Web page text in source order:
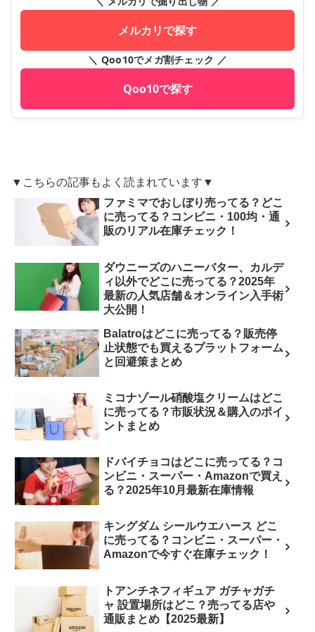
メルカリで探す
＼ Qoo10でメガ割チェック ／
Qoo10で探す
▼こちらの記事もよく読まれています▼
ファミマでおしぼり売ってる？どこ
に売ってる？コンビニ・100均・通
販のリアル在庫チェック！
ダウニーズのハニーバター、カルデ
ィ以外でどこに売ってる？2025年
最新の人気店舗＆オンライン入手術
大公開！
Balatroはどこに売ってる？販売停
止状態でも買えるプラットフォーム
と回避策まとめ
ミコナゾール硝酸塩クリームはどこ
に売ってる？市販状況＆購入のポイ
ントまとめ
ドバイチョコはどこに売ってる？コ
ンビニ・スーパー・Amazonで買え
る？2025年10月最新在庫情報
キングダム シールウエハース どこ
に売ってる？コンビニ・スーパー・
Amazonで今すぐ在庫チェック！
トアンチネフィギュア ガチャガチ
ャ 設置場所はどこ？売ってる店や
通販まとめ【2025最新】